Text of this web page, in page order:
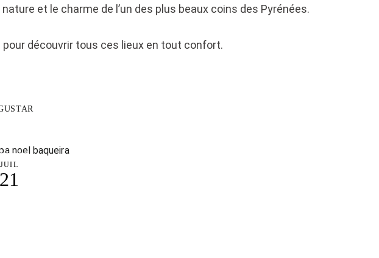
et le charme de l’un des plus beaux coins des Pyrénées.
découvrir tous ces lieux en tout confort.
JUIL
21